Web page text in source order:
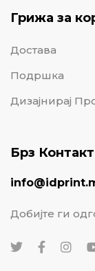
Грижа за
Достава
Подршка
Дизајнирај
Брз Контакт
Добијте ги